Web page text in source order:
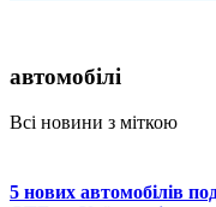
автомобілі
Всі новини з міткою
5 нових автомобілів